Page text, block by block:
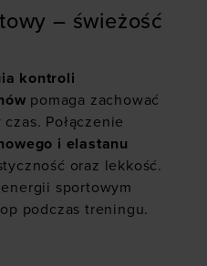
– świeżość
kontroli
pomaga zachować
Połączenie
i elastanu
oraz lekkość.
sportowym
podczas treningu.